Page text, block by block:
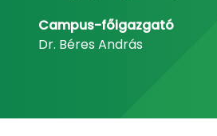
Campus-főigazgató
Dr. Béres András